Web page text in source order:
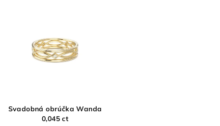
Svadobná obrúčka Wanda
0,045 ct